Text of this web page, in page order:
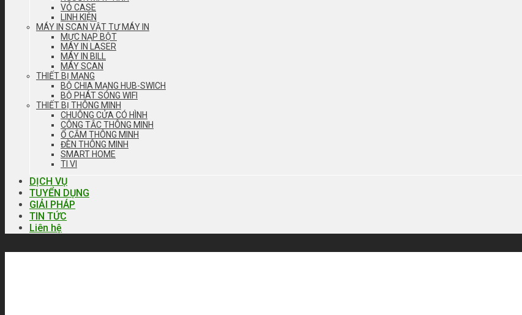
VỎ CASE
LINH KIỆN
MÁY IN SCAN VẬT TƯ MÁY IN
MỰC NẠP BỘT
MÁY IN LASER
MÁY IN BILL
MÁY SCAN
THIẾT BỊ MẠNG
BỘ CHIA MẠNG HUB-SWICH
BỘ PHÁT SÓNG WIFI
THIẾT BỊ THÔNG MINH
CHUÔNG CỬA CÓ HÌNH
CÔNG TẮC THÔNG MINH
Ổ CẮM THÔNG MINH
ĐÈN THÔNG MINH
SMART HOME
TI VI
DỊCH VỤ
TUYỂN DỤNG
GIẢI PHÁP
TIN TỨC
Liên hệ